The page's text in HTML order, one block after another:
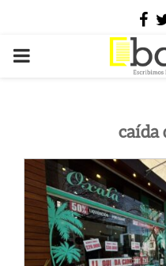
PRIMARY
caída